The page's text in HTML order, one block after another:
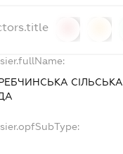
СІЛЬСЬКА